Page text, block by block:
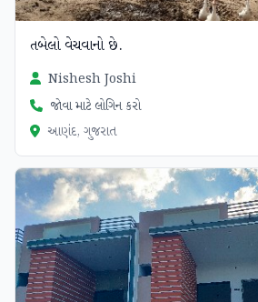
તબેલો વેચવાનો છે.
Nishesh Joshi
જોવા માટે લોગિન કરો
આણંદ, ગુજરાત